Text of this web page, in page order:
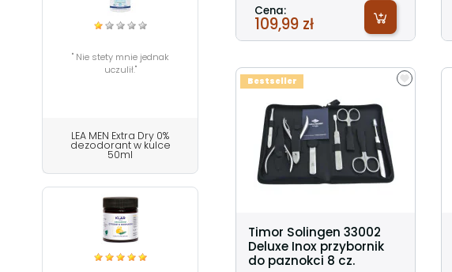
" Nie stety mnie jednak
uczulił."
LEA MEN Extra Dry 0%
dezodorant w kulce
50ml
Cena:
109,99 zł
Timor Solingen 33002
Deluxe Inox przybornik
do paznokci 8 cz.
Bestseller